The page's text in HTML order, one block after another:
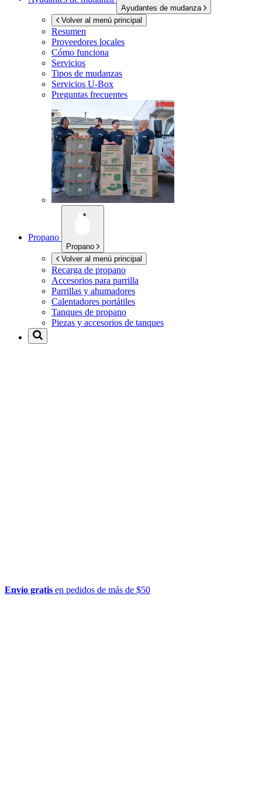
Ayudantes de mudanza
Volver al menú principal
Resumen
Proveedores locales
Cómo funciona
Servicios
Tipos de mudanzas
Servicios U-Box
Preguntas frecuentes
Propano
Propano
Volver al menú principal
Recarga de propano
Accesorios para parrilla
Parrillas y ahumadores
Calentadores portátiles
Tanques de propano
Piezas y accesorios de tanques
Envío gratis en pedidos de más de $50